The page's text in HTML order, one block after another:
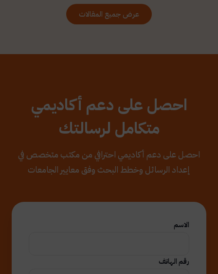
عرض جميع المقالات
احصل على دعم أكاديمي
متكامل لرسالتك
احصل على دعم أكاديمي احترافي من مكتب متخصص في
إعداد الرسائل وخطط البحث وفق معايير الجامعات
الاسم
رقم الهاتف